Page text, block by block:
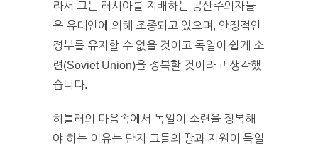
라서 그는 러시아를 지배하는 공산주의자들
은 유대인에 의해 조종되고 있으며, 안정적인
정부를 유지할 수 없을 것이고 독일이 쉽게 소
련(Soviet Union)을 정복할 것이라고 생각했
습니다.
히틀러의 마음속에서 독일이 소련을 정복해
야 하는 이유는 단지 그들의 땅과 자원이 독일